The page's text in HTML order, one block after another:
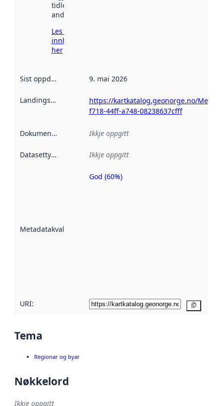
tidlegare
andre stader.
Les meir om
innhenting
her
Sist oppdatert 9. mai 2026
Landingsside
https://kartkatalog.geonorge.no/
f718-44ff-a748-08238637cfff
Dokumentasjon Ikkje oppgitt
Datasettype Ikkje oppgitt
Metadatakvalitet
Metadatakvalitet
God (60%)
URI:
Tema
Regionar og byar
Nøkkelord
Ikkje oppgitt